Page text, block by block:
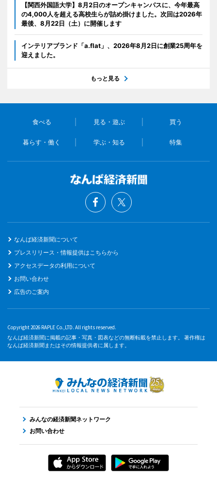
【関西外国語大学】8月2日のオープンキャンパスに、今年最高
の4,000人を超える高校生らが詰め掛けました。次回は2026年
最後、8月22日（土）に開催します
インテリアブランド「a.flat」、2026年8月2日に創業25周年を
迎えました。
もっと見る
食べる 見る・遊ぶ 買う
暮らす・働く 学ぶ・知る 特集
なんば経済新聞について
プレスリリース・情報提供はこちらから
アクセスデータの利用について
お問い合わせ
広告のご案内
Copyright 2026 RAPLE Co.,LTD. All rights reserved.
なんば経済新聞に掲載の記事・写真・図表などの無断転載を禁止します。 著作権は
なんば経済新聞またはその情報提供者に属します。
みんなの経済新聞ネットワーク
お問い合わせ